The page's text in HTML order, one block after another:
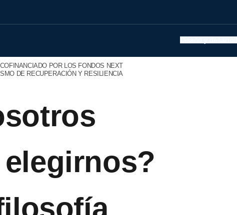
POR LOS FONDOS NEXT
DE RECUPERACIÓN Y RESILIENCIA